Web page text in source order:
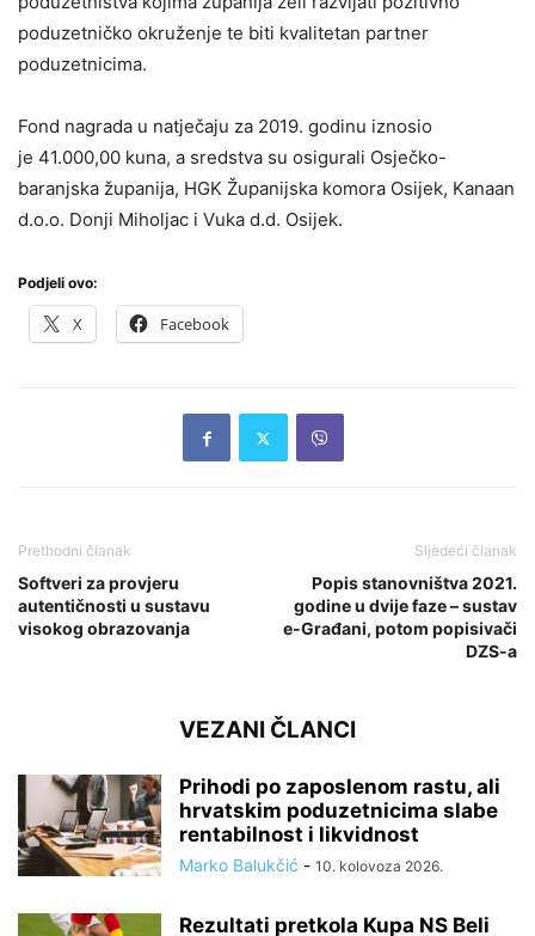
poduzetničko okruženje te biti kvalitetan partner
poduzetnicima.
Fond nagrada u natječaju za 2019. godinu iznosio
je 41.000,00 kuna, a sredstva su osigurali Osječko-
baranjska županija, HGK Županijska komora Osijek, Kanaan
d.o.o. Donji Miholjac i Vuka d.d. Osijek.
Podjeli ovo:
X Facebook
Prethodni članak
Softveri za provjeru
autentičnosti u sustavu
visokog obrazovanja
Sljedeći članak
Popis stanovništva 2021.
godine u dvije faze – sustav
e-Građani, potom popisivači
DZS-a
VEZANI ČLANCI
Prihodi po zaposlenom rastu, ali
hrvatskim poduzetnicima slabe
rentabilnost i likvidnost
Marko Balukčić - 10. kolovoza 2026.
Rezultati pretkola Kupa NS Beli